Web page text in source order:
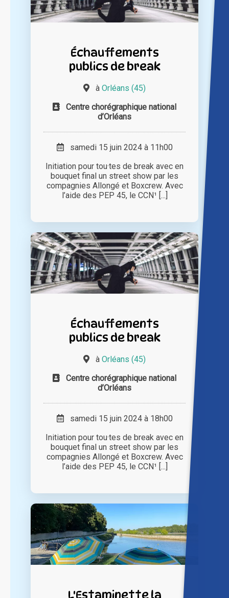
Échauffements
publics de break
à Orléans (45)
Centre chorégraphique national
d’Orléans
samedi 15 juin 2024 à 11h00
Initiation pour tou·tes de break avec en
bouquet final un street show par les
compagnies Allongé et Boxcrew. Avec
l’aide des PEP 45, le CCN¹ [...]
Échauffements
publics de break
à Orléans (45)
Centre chorégraphique national
d’Orléans
samedi 15 juin 2024 à 18h00
Initiation pour tou·tes de break avec en
bouquet final un street show par les
compagnies Allongé et Boxcrew. Avec
l’aide des PEP 45, le CCN¹ [...]
L'Estaminette la